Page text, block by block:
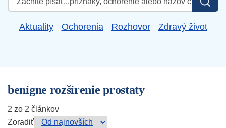
Aktuality Ochorenia Rozhovor Zdravý život
benígne rozšírenie prostaty
2 zo 2 článkov
Zoradiť